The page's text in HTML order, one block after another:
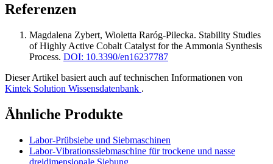
Referenzen
Magdalena Zybert, Wioletta Raróg‐Pilecka. Stability Studies
of Highly Active Cobalt Catalyst for the Ammonia Synthesis
Process. DOI: 10.3390/en16237787
Dieser Artikel basiert auch auf technischen Informationen von
Kintek Solution Wissensdatenbank .
Ähnliche Produkte
Labor-Prübsiebe und Siebmaschinen
Labor-Vibrationssiebmaschine für trockene und nasse
dreidimensionale Siebung